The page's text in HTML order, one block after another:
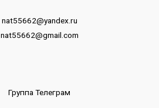
nat55662@yandex.ru
nat55662@gmail.com
Группа Телеграм